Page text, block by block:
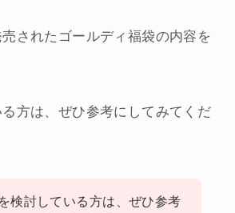
されたゴールディ福袋の内容を
方は、ぜひ参考にしてみてくだ
検討している方は、ぜひ参考